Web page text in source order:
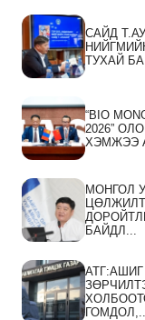
САЙД
ТУХАЙ
“BIO
2026”
ХЭМЖЭЭ
МОНГОЛ
БАЙДЛ...